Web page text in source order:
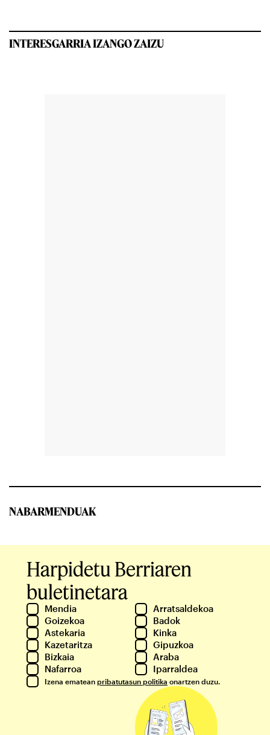
INTERESGARRIA IZANGO ZAIZU
NABARMENDUAK
Harpidetu Berriaren
buletinetara
Mendia
Arratsaldekoa
Goizekoa
Badok
Astekaria
Kinka
Kazetaritza
Gipuzkoa
Bizkaia
Araba
Nafarroa
Iparraldea
Izena ematean pribatutasun politika onartzen duzu.